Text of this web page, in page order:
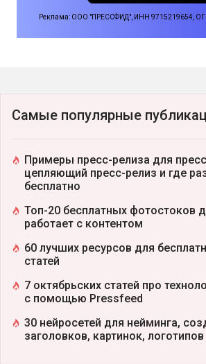
Реклама: ООО "ПРЕССФИД", ИНН 9715219654,
Самые популярные
Примеры пресс-релиза для
цепляющий пресс-релиз и где
бесплатно
Топ-20 бесплатных фотостоков
работает с контентом
60 лучших ресурсов для
статей
7 октябрьских статей про
с помощью Pressfeed
30 нейросетей для нейминга,
заголовков, картинок,